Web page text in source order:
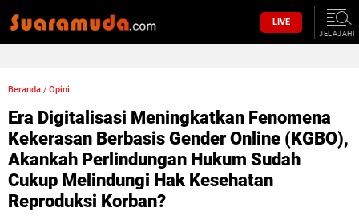
LIVE
JELAJAHI
Beranda / Opini
Era Digitalisasi Meningkatkan Fenomena
Kekerasan Berbasis Gender Online (KGBO),
Akankah Perlindungan Hukum Sudah
Cukup Melindungi Hak Kesehatan
Reproduksi Korban?